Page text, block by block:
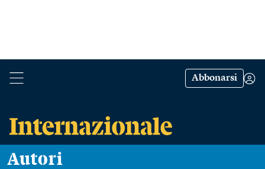
Abbonarsi
Autori